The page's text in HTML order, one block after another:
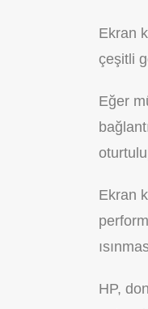
Ekran
çeşitli
Eğer
Ekran
HP,